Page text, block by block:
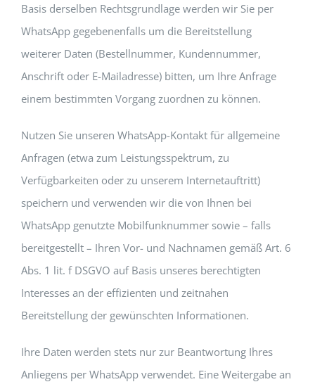
Basis derselben Rechtsgrundlage werden wir Sie per
WhatsApp gegebenenfalls um die Bereitstellung
weiterer Daten (Bestellnummer, Kundennummer,
Anschrift oder E-Mailadresse) bitten, um Ihre Anfrage
einem bestimmten Vorgang zuordnen zu können.
Nutzen Sie unseren WhatsApp-Kontakt für allgemeine
Anfragen (etwa zum Leistungsspektrum, zu
Verfügbarkeiten oder zu unserem Internetauftritt)
speichern und verwenden wir die von Ihnen bei
WhatsApp genutzte Mobilfunknummer sowie – falls
bereitgestellt – Ihren Vor- und Nachnamen gemäß Art. 6
Abs. 1 lit. f DSGVO auf Basis unseres berechtigten
Interesses an der effizienten und zeitnahen
Bereitstellung der gewünschten Informationen.
Ihre Daten werden stets nur zur Beantwortung Ihres
Anliegens per WhatsApp verwendet. Eine Weitergabe an